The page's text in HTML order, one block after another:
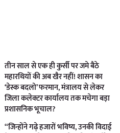
तीन साल से एक ही कुर्सी पर जमे बैठे
महारथियों की अब खैर नहीं! शासन का
‘डेस्क बदलो’ फरमान, मंत्रालय से लेकर
जिला कलेक्टर कार्यालय तक मचेगा बड़ा
प्रशासनिक भूचाल?
“जिन्होंने गढ़े हजारों भविष्य, उनकी विदाई